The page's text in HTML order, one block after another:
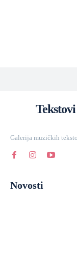
Galerija muzičkih
Novosti